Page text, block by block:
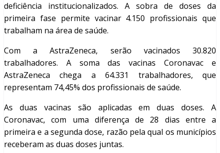
deficiência institucionalizados. A sobra de doses da
primeira fase permite vacinar 4.150 profissionais que
trabalham na área de saúde.
Com a AstraZeneca, serão vacinados 30.820
trabalhadores. A soma das vacinas Coronavac e
AstraZeneca chega a 64.331 trabalhadores, que
representam 74,45% dos profissionais de saúde.
As duas vacinas são aplicadas em duas doses. A
Coronavac, com uma diferença de 28 dias entre a
primeira e a segunda dose, razão pela qual os municípios
receberam as duas doses juntas.